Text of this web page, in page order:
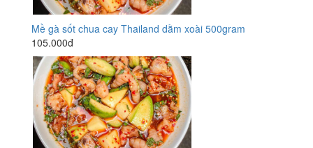
Mề gà sốt chua cay Thailand dằm xoài 500gram
105.000đ